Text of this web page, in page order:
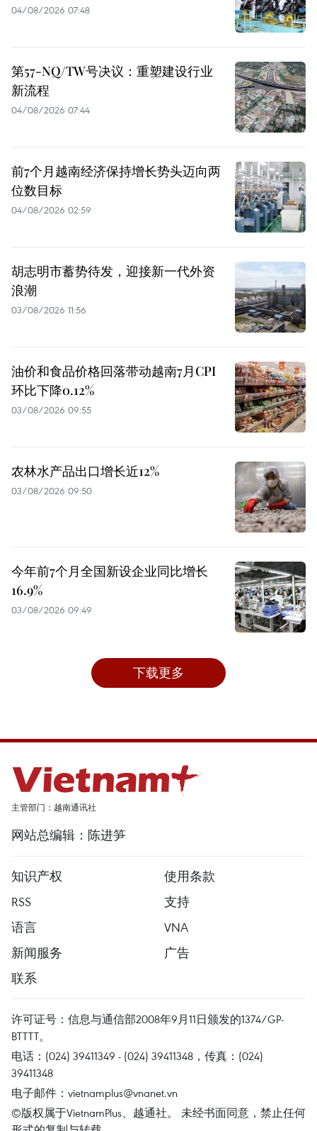
04/08/2026 07:48
第57-NQ/TW号决议：重塑建设行业
新流程
04/08/2026 07:44
前7个月越南经济保持增长势头迈向两
位数目标
04/08/2026 02:59
胡志明市蓄势待发，迎接新一代外资
浪潮
03/08/2026 11:56
油价和食品价格回落带动越南7月CPI
环比下降0.12%
03/08/2026 09:55
农林水产品出口增长近12%
03/08/2026 09:50
今年前7个月全国新设企业同比增长
16.9%
03/08/2026 09:49
下载更多
主管部门：越南通讯社
网站总编辑：陈进笋
知识产权
使用条款
RSS
支持
语言
VNA
新闻服务
广告
联系
许可证号：信息与通信部2008年9月11日颁发的1374/GP-
BTTTT。
电话：(024) 39411349 - (024) 39411348，传真：(024)
39411348
电子邮件： vietnamplus@vnanet.vn
©版权属于VietnamPlus、越通社。 未经书面同意，禁止任何